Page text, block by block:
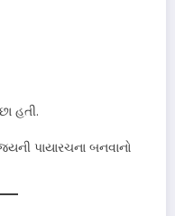
હતી.
પાયારચના બનવાનો